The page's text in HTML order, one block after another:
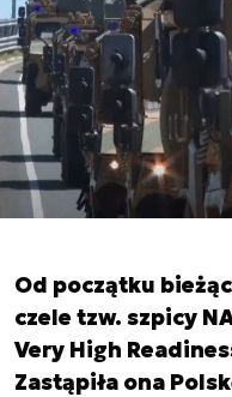
Od początku
czele tzw. szpicy
Very High
Zastąpiła ona